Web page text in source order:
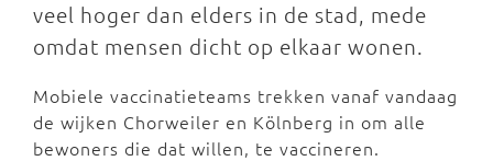
veel hoger dan elders in de stad, mede
omdat mensen dicht op elkaar wonen.
Mobiele vaccinatieteams trekken vanaf vandaag
de wijken Chorweiler en Kölnberg in om alle
bewoners die dat willen, te vaccineren.